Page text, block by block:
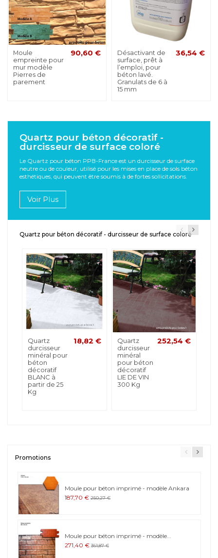
Moule
empreinte pour
mur modèle
Pierres de
parement
90,60 €
Désactivant de
surface, prêt à
l’emploi, pour
béton lavé.
Granulats de 6 à
15 mm
36,54 €
Quartz pour béton décoratif -
durcisseur de surface coloré
Le Quartz pour béton PPB-France est un durcisseur de surface
neutre ou de couleur, utilisé pour les mises en place de sols béton
esthétiques, qui peuvent être soumis à de fortes sollicitations.
Voir Plus
Quartz pour béton décoratif - durcisseur de surface coloré
Quartz
durcisseur
minéral pour
béton
décoratif
BLANC à
partir de 25
Kg
18,82 €
Quartz
durcisseur
minéral
pour béton
décoratif
LIE DE VIN
300 Kg
252,54 €
Promotions
Moule pour béton imprimé - modèle Ankara
187,70 € 250,27 €
Moule pour béton imprimé - modèle...
271,40 € 361,87 €